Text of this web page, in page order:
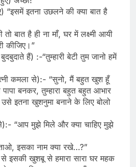
“इसमें इतना उछलने की क्या बात है
बात है ही ना माँ, घर में लक्ष्मी आयी
कीजिए।”
हैं) :-“तुम्हारी बेटी तुम जानो हमें
कमला से):- “सुनो, मैं बहुत खुश हूँ
बनकर, तुम्हारा बहुत बहुत आभार
इतना खुशनुमा बनाने के लिए बोलो
“आप मुझे मिले और क्या चाहिए मुझे
इसका नाम क्या रखे…?”
इसकी खुशबू से हमारा सारा घर महक